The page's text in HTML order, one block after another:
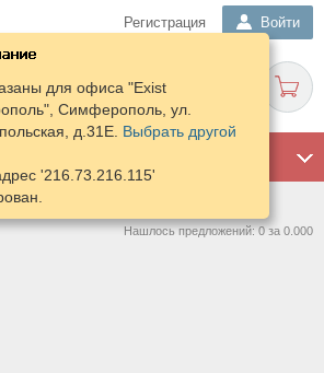
Регистрация Войти
для офиса "Exist
Симферополь, ул.
д.31Е. Выбрать другой
'216.73.216.115'
Нашлось предложений: 0 за 0.000